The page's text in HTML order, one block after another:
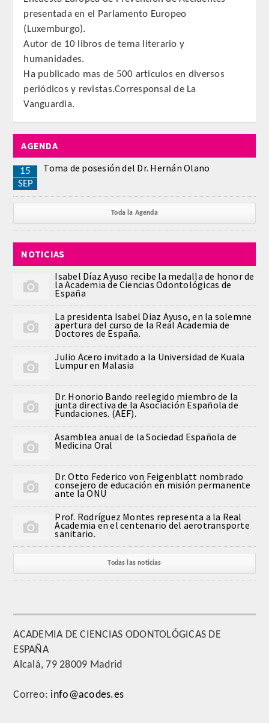
Artículos de Académicos
presentada en el Parlamento Europeo
(Luxemburgo).
Autor de 10 libros de tema literario y
humanidades.
Ha publicado mas de 500 articulos en diversos
periódicos y revistas.Corresponsal de La
Vanguardia.
AGENDA
15
SEP
Toma de posesión del Dr. Hernán Olano
Toda la Agenda
NOTICIAS
Isabel Díaz Ayuso recibe la medalla de honor de
la Academia de Ciencias Odontológicas de
España
La presidenta Isabel Diaz Ayuso, en la solemne
apertura del curso de la Real Academia de
Doctores de España.
Julio Acero invitado a la Universidad de Kuala
Lumpur en Malasia
Dr. Honorio Bando reelegido miembro de la
junta directiva de la Asociación Española de
Fundaciones. (AEF).
Asamblea anual de la Sociedad Española de
Medicina Oral
Dr. Otto Federico von Feigenblatt nombrado
consejero de educación en misión permanente
ante la ONU
Prof. Rodríguez Montes representa a la Real
Academia en el centenario del aerotransporte
sanitario.
Todas las noticias
ACADEMIA DE CIENCIAS ODONTOLÓGICAS DE
ESPAÑA
Alcalá, 79 28009 Madrid
Correo: info@acodes.es